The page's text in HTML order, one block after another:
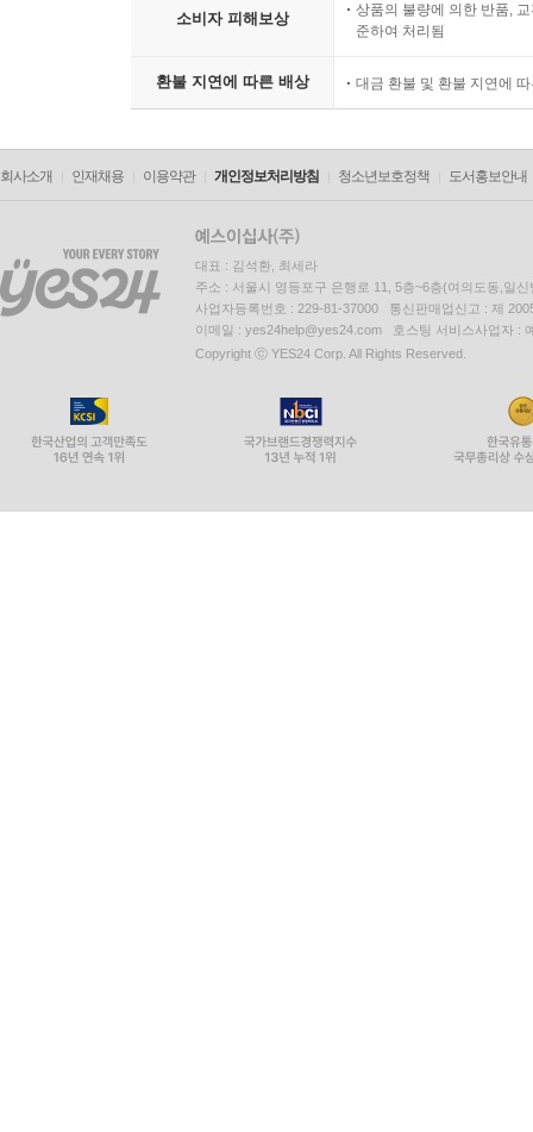
소비자 피해보상
상품의 불량에 의한 반품,
준하여 처리됨
환불 지연에 따른 배상 대금 환불 및 환불 지연에
회사소개 인재채용 이용약관 개인정보처리방침 청소년보호정책 도서홍보안내
대표 : 김석환, 최세라
주소 : 서울시 영등포구 은행로 11, 5층~6층(여의도동,일신
사업자등록번호 : 229-81-37000 통신판매업신고 : 제
이메일 : yes24help@yes24.com 호스팅 서비스사업자 :
Copyright ⓒ YES24 Corp. All Rights Reserved.